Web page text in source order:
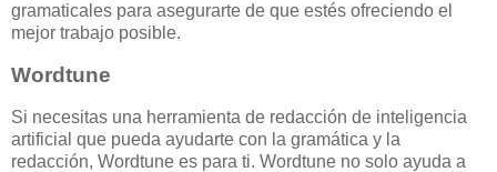
gramaticales para asegurarte de que estés ofreciendo el
mejor trabajo posible.
Wordtune
Si necesitas una herramienta de redacción de inteligencia
artificial que pueda ayudarte con la gramática y la
redacción, Wordtune es para ti. Wordtune no solo ayuda a